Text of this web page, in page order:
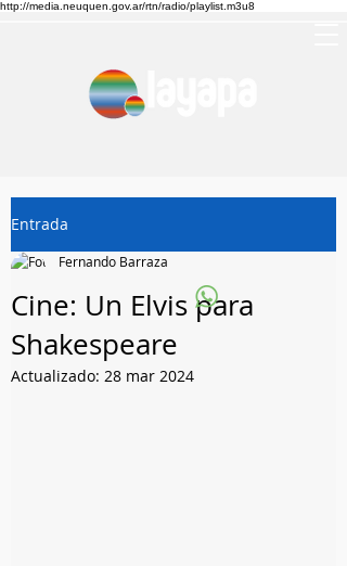
http://media.neuquen.gov.ar/rtn/radio/playlist.m3u8
Entrada
Cine: Un Elvis para
Shakespeare
Fernando Barraza
Actualizado: 28 mar 2024